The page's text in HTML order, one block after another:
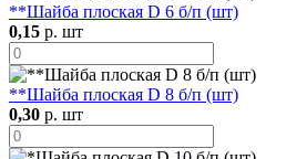
**Шайба плоская D 6 б/п (шт)
0,15 р. шт
**Шайба плоская D 8 б/п (шт)
0,30 р. шт